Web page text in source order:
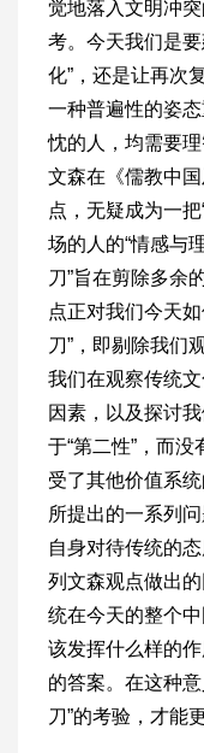
觉地落入文明冲
考。今天我们是要
化”，还是让再次
一种普遍性的姿
忱的人，均需要
文森在《儒教中
点，无疑成为一
场的人的“情感与
刀”旨在剪除多余
点正对我们今天
刀”，即剔除我们
我们在观察传统
因素，以及探讨
于“第二性”，而
受了其他价值系
所提出的一系列
自身对待传统的
列文森观点做出
统在今天的整个
该发挥什么样的
的答案。在这种
刀”的考验，才能